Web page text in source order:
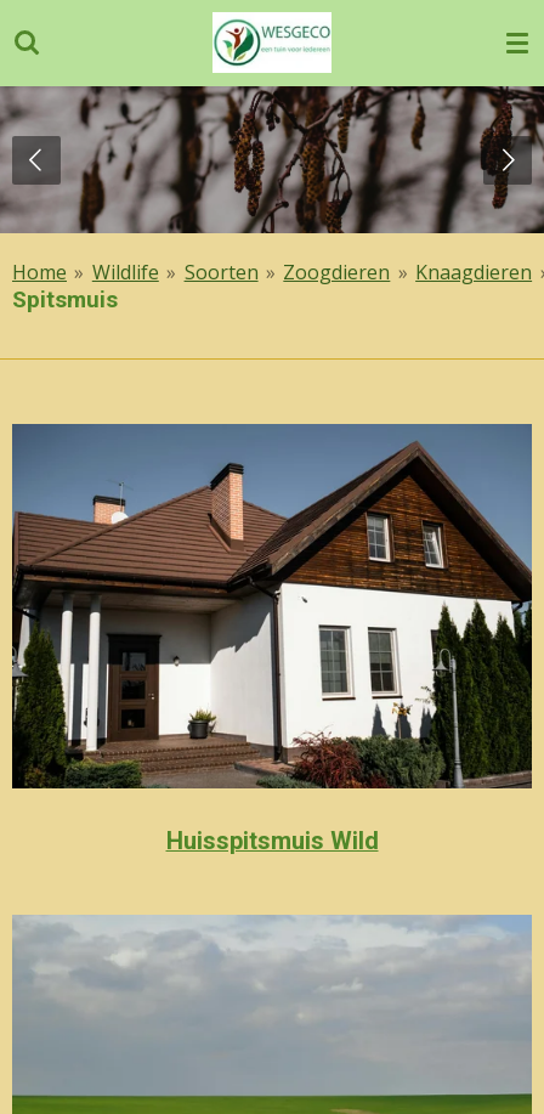
direct
naar
de
hoofdinhoud
Home » Wildlife » Soorten » Zoogdieren » Knaagdieren
Spitsmuis
Huisspitsmuis Wild